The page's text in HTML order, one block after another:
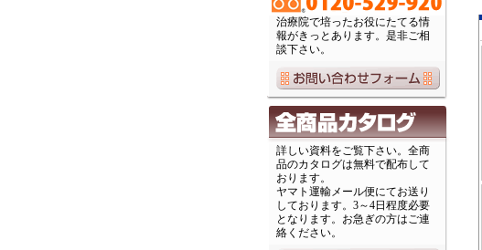
治療院で培ったお役にたてる情
報がきっとあります。是非ご相
談下さい。
詳しい資料をご覧下さい。全商
品のカタログは無料で配布して
おります。
ヤマト運輸メール便にてお送り
しております。3～4日程度必要
となります。お急ぎの方はご連
絡ください。